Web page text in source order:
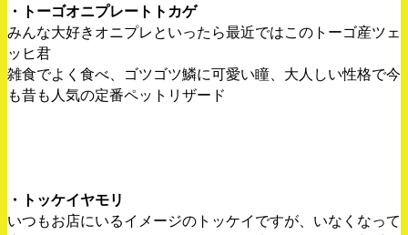
・トーゴオニプレートトカゲ
みんな大好きオニプレといったら最近ではこのトーゴ産ツェ
ッヒ君
雑食でよく食べ、ゴツゴツ鱗に可愛い瞳、大人しい性格で今
も昔も人気の定番ペットリザード
・トッケイヤモリ
いつもお店にいるイメージのトッケイですが、いなくなって